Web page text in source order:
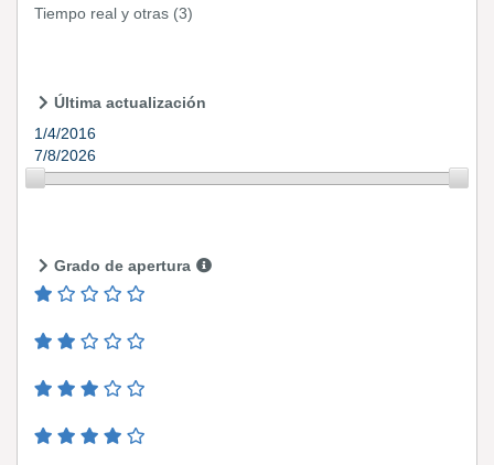
Tiempo real y otras (3)
Última actualización
1/4/2016
7/8/2026
Grado de apertura